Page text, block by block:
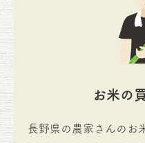
お米の
長野県の農家さんのお